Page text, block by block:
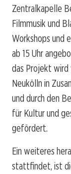
Zentralkapelle
Filmmusik und
Workshops und
ab 15 Uhr
das Projekt wird
Neukölln in
und durch den
für Kultur und
gefördert.
Ein weiteres
stattfindet, ist